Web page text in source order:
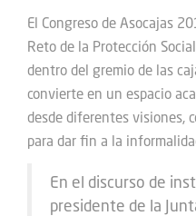
El Congreso de Asocajas
Reto de la Protección
dentro del gremio de las
convierte en un espacio
desde diferentes visiones,
para dar fin a la
En el discurso de
presidente de la